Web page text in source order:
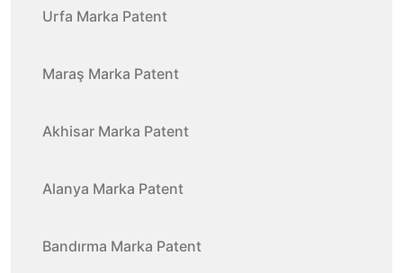
Urfa Marka Patent
Maraş Marka Patent
Akhisar Marka Patent
Alanya Marka Patent
Bandırma Marka Patent